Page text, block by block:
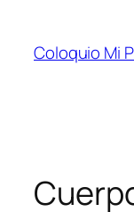
Coloquio Mi